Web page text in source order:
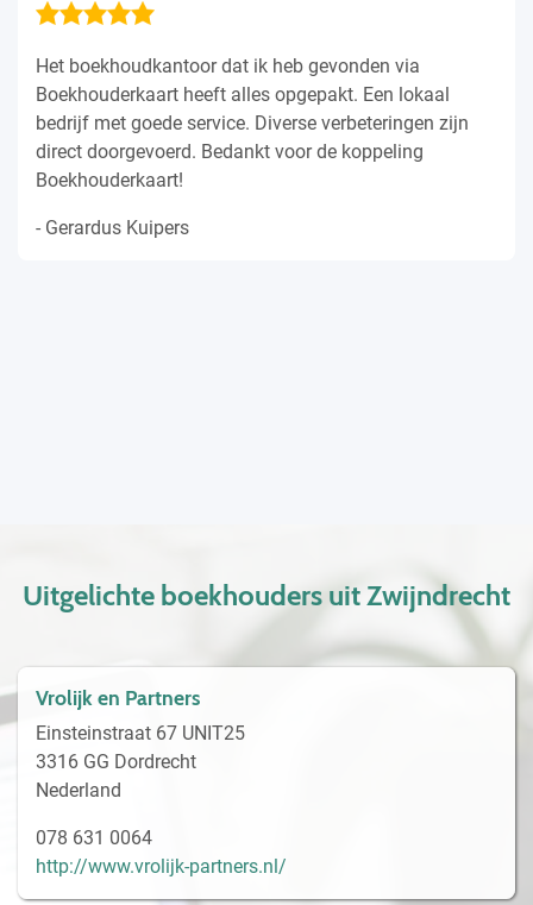
Het boekhoudkantoor dat ik heb gevonden via
Boekhouderkaart heeft alles opgepakt. Een lokaal
bedrijf met goede service. Diverse verbeteringen zijn
direct doorgevoerd. Bedankt voor de koppeling
Boekhouderkaart!
- Gerardus Kuipers
Uitgelichte boekhouders uit Zwijndrecht
Vrolijk en Partners
Einsteinstraat 67 UNIT25
3316 GG Dordrecht
Nederland
078 631 0064
http://www.vrolijk-partners.nl/